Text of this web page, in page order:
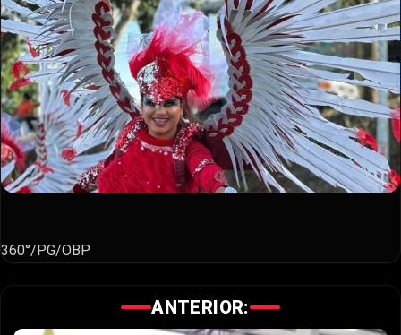
360°/PG/OBP
ANTERIOR: